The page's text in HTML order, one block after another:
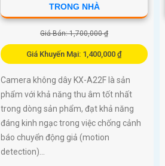
TRONG NHÀ
Giá Bán: 1,700,000 ₫
Giá Khuyến Mại: 1,400,000 ₫
Camera không dây KX-A22F là sản
phẩm với khả năng thu âm tốt nhất
trong dòng sản phẩm, đạt khả năng
đáng kinh ngạc trong việc chống cảnh
báo chuyển động giả (motion
detection)...